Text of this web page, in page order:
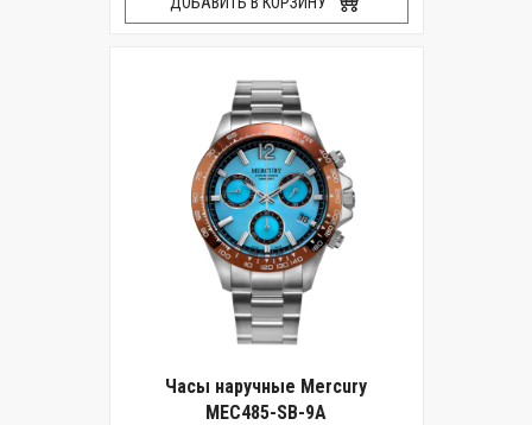
Часы наручные Mercury
MEC485-SB-9A